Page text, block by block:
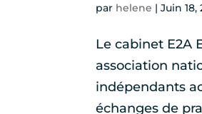
par helene |Juin 18,
Le cabinet E2A
association
indépendants
échanges de